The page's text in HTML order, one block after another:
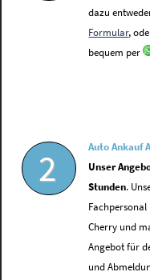
dazu
Formular,
bequem per
2
Auto Ankauf
Unser
Stunden.
Fachpersonal
Cherry und
Angebot für
und